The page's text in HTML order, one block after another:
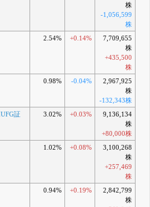
株
-1,056,599
株
2.54% +0.14%
7,709,655
株
+435,500
株
0.98% -0.04%
2,967,925
株
-132,343株
証
3.02% +0.03%
9,136,134
株
+80,000株
1.02% +0.08%
3,100,268
株
+257,469
株
0.94% +0.19%
2,842,799
株